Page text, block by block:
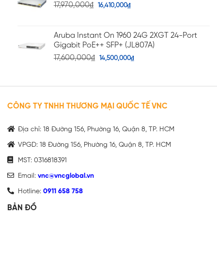
17,970,000₫ 16,410,000₫
Aruba Instant On 1960 24G 2XGT 24-Port
Gigabit PoE++ SFP+ (JL807A)
17,600,000₫ 14,500,000₫
CÔNG TY TNHH THƯƠNG MẠI QUỐC TẾ VNC
Địa chỉ: 18 Đường 156, Phường 16, Quận 8, TP. HCM
VPGD: 18 Đường 156, Phường 16, Quận 8, TP. HCM
MST: 0316818391
Email: vnc@vncglobal.vn
Hotline: 0911 658 758
BẢN ĐỒ